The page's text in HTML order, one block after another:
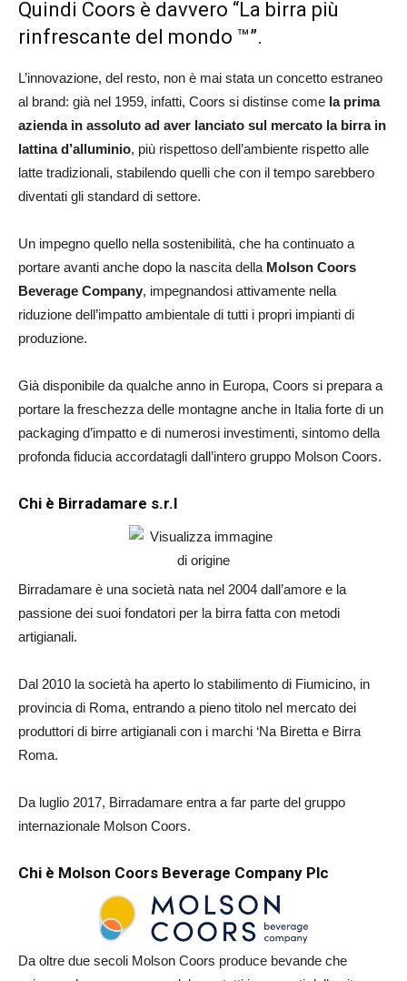
Quindi Coors è davvero “La birra più
rinfrescante del mondo ™”.
L’innovazione, del resto, non è mai stata un concetto estraneo
al brand: già nel 1959, infatti, Coors si distinse come la prima
azienda in assoluto ad aver lanciato sul mercato la birra in
lattina d’alluminio, più rispettoso dell’ambiente rispetto alle
latte tradizionali, stabilendo quelli che con il tempo sarebbero
diventati gli standard di settore.
Un impegno quello nella sostenibilità, che ha continuato a
portare avanti anche dopo la nascita della Molson Coors
Beverage Company, impegnandosi attivamente nella
riduzione dell’impatto ambientale di tutti i propri impianti di
produzione.
Già disponibile da qualche anno in Europa, Coors si prepara a
portare la freschezza delle montagne anche in Italia forte di un
packaging d’impatto e di numerosi investimenti, sintomo della
profonda fiducia accordatagli dall’intero gruppo Molson Coors.
Chi è Birradamare s.r.l
Birradamare è una società nata nel 2004 dall’amore e la
passione dei suoi fondatori per la birra fatta con metodi
artigianali.
Dal 2010 la società ha aperto lo stabilimento di Fiumicino, in
provincia di Roma, entrando a pieno titolo nel mercato dei
produttori di birre artigianali con i marchi ‘Na Biretta e Birra
Roma.
Da luglio 2017, Birradamare entra a far parte del gruppo
internazionale Molson Coors.
Chi è Molson Coors Beverage Company Plc
Da oltre due secoli Molson Coors produce bevande che